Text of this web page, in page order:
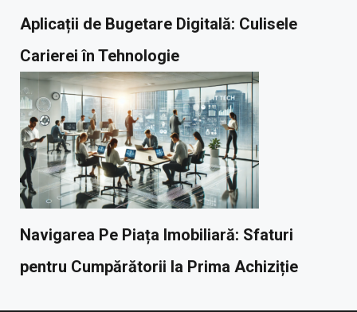
Aplicații de Bugetare Digitală: Culisele
Carierei în Tehnologie
Navigarea Pe Piața Imobiliară: Sfaturi
pentru Cumpărătorii la Prima Achiziție